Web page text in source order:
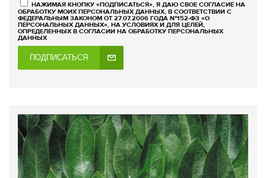
НАЖИМАЯ КНОПКУ «ПОДПИСАТЬСЯ», Я ДАЮ СВОЕ СОГЛАСИЕ НА
ОБРАБОТКУ МОИХ ПЕРСОНАЛЬНЫХ ДАННЫХ, В СООТВЕТСТВИИ С
ФЕДЕРАЛЬНЫМ ЗАКОНОМ ОТ 27.07.2006 ГОДА №152-ФЗ «О
ПЕРСОНАЛЬНЫХ ДАННЫХ», НА УСЛОВИЯХ И ДЛЯ ЦЕЛЕЙ,
ОПРЕДЕЛЕННЫХ В СОГЛАСИИ НА ОБРАБОТКУ ПЕРСОНАЛЬНЫХ
ДАННЫХ
ПОДПИСАТЬСЯ